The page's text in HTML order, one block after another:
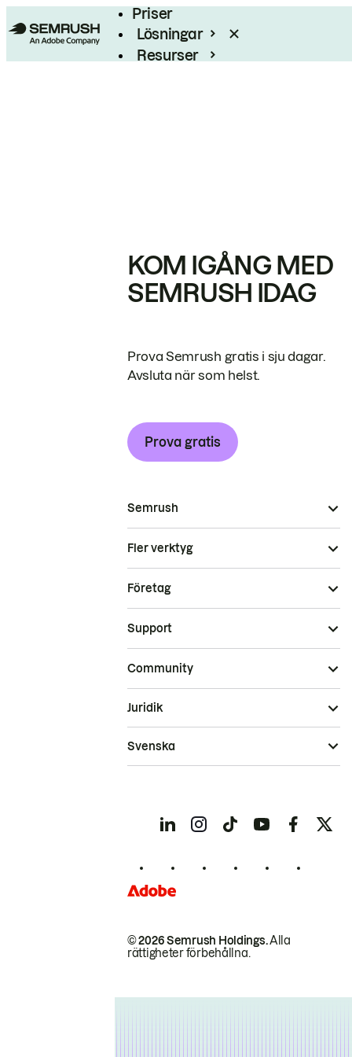
Priser
Lösningar
Resurser
KOM IGÅNG MED
SEMRUSH IDAG
Prova Semrush gratis i sju dagar.
Avsluta när som helst.
Prova gratis
Semrush
Fler verktyg
Företag
Support
Community
© 2026 Semrush Holdings.Alla
rättigheter förbehållna.
Juridik
Svenska